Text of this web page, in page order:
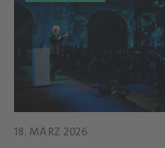
18. MÄRZ 2026